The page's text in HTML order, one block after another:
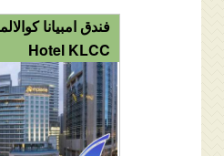
Hotel KLCC